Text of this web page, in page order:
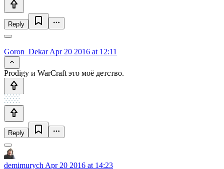
Reply
Goron_DekarApr 20 2016 at 12:11
Prodigy и WarCraft это моё детство.
Reply
demimurych Apr 20 2016 at 14:23